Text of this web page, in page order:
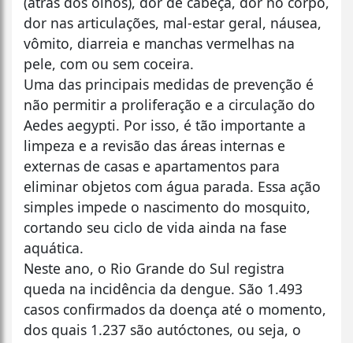
dor nas articulações, mal-estar geral, náusea,
vômito, diarreia e manchas vermelhas na
pele, com ou sem coceira.
Uma das principais medidas de prevenção é
não permitir a proliferação e a circulação do
Aedes aegypti. Por isso, é tão importante a
limpeza e a revisão das áreas internas e
externas de casas e apartamentos para
eliminar objetos com água parada. Essa ação
simples impede o nascimento do mosquito,
cortando seu ciclo de vida ainda na fase
aquática.
Neste ano, o Rio Grande do Sul registra
queda na incidência da dengue. São 1.493
casos confirmados da doença até o momento,
dos quais 1.237 são autóctones, ou seja, o